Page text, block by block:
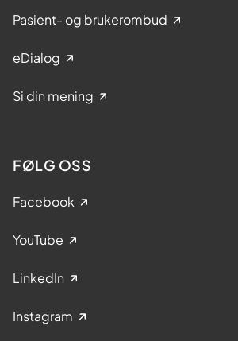
Pasient- og brukerombud
eDialog
Si din mening
FØLG OSS
Facebook
YouTube
LinkedIn
Instagram